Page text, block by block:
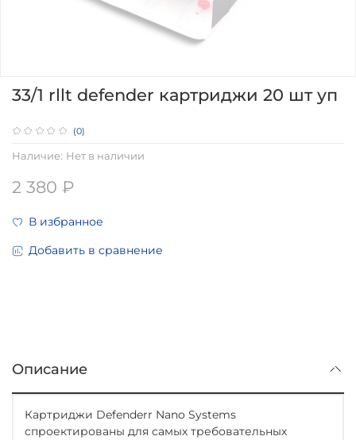
(0)
Наличие: Нет в наличии
33/1 rllt defender картриджи 20 шт уп
2 380 ₽
В избранное
Добавить в сравнение
Описание
Картриджи Defenderr Nano Systems
спроектированы для самых требовательных